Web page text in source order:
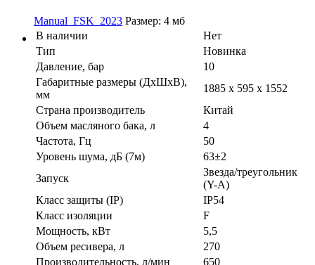
Manual_FSK_2023 Размер: 4 мб
В наличии
Нет
Тип
Новинка
Давление, бар
10
Габаритные размеры (ДхШхВ),
мм
1885 x 595 x 1552
Страна производитель
Китай
Объем масляного бака, л
4
Частота, Гц
50
Уровень шума, дБ (7м)
63±2
Запуск
Звезда/треугольник
(Y-A)
Класс защиты (IP)
IP54
Класс изоляции
F
Мощность, кВт
5,5
Объем ресивера, л
270
Производительность, л/мин
650